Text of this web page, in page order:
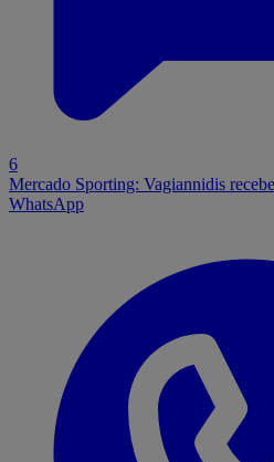
6
Mercado Sporting: Vagiannidis
WhatsApp